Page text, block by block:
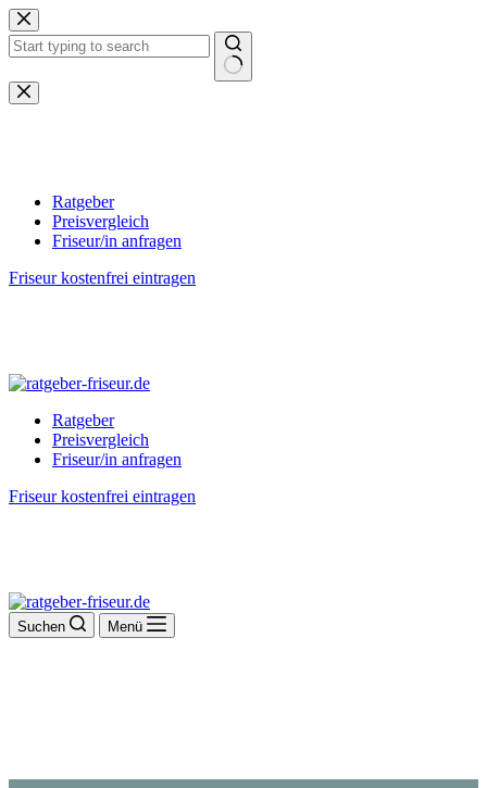
Zum
Inhalt
springen
Keine
Ergebnisse
Ratgeber
Preisvergleich
Friseur/in anfragen
Friseur kostenfrei eintragen
Ratgeber
Preisvergleich
Friseur/in anfragen
Friseur kostenfrei eintragen
Suchen Menü